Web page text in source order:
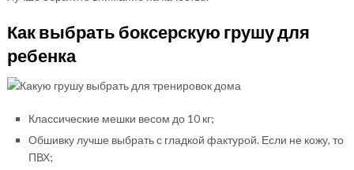
Как выбрать боксерскую грушу для
ребенка
Классические мешки весом до 10 кг;
Обшивку лучше выбрать с гладкой фактурой. Если не кожу, то
ПВХ;